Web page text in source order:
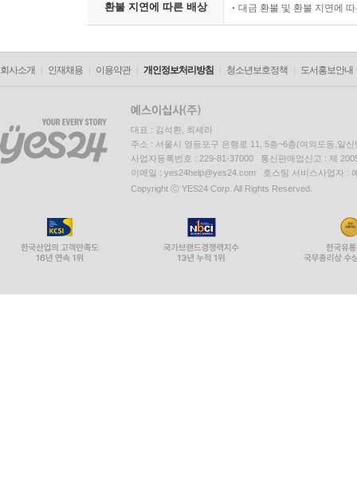
환불 지연에 따른 배상 대금 환불 및 환불 지연에
회사소개 인재채용 이용약관 개인정보처리방침 청소년보호정책 도서홍보안내
대표 : 김석환, 최세라
주소 : 서울시 영등포구 은행로 11, 5층~6층(여의도동,일신
사업자등록번호 : 229-81-37000 통신판매업신고 : 제
이메일 : yes24help@yes24.com 호스팅 서비스사업자 :
Copyright ⓒ YES24 Corp. All Rights Reserved.